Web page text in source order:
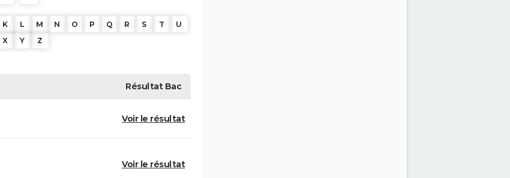
K L M N O P Q R S T
U
X Y Z
RésultatBac
Voir le résultat
Voir le résultat